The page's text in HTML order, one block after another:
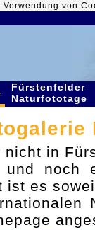
Verwendung von
Fürstenfelder
Naturfototage
nicht in
und noch
ist es